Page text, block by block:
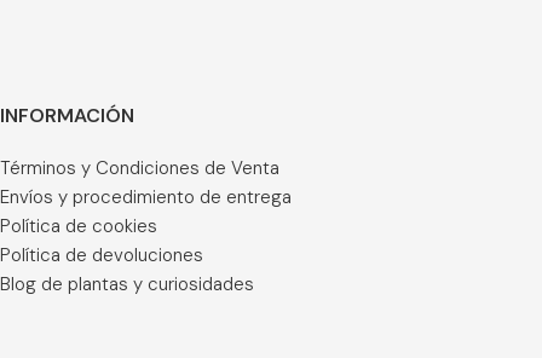
INFORMACIÓN
Términos y Condiciones de Venta
Envíos y procedimiento de entrega
Política de cookies
Política de devoluciones
Blog de plantas y curiosidades